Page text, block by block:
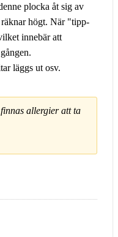
plocka åt sig av
räknar högt. När "tipp-
innebär att
läggs ut osv.
allergier att ta